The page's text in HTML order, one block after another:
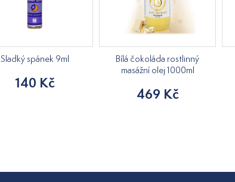
Sladký spánek 9ml
140 Kč
Bílá čokoláda rostlinný
masážní olej 1000ml
469 Kč